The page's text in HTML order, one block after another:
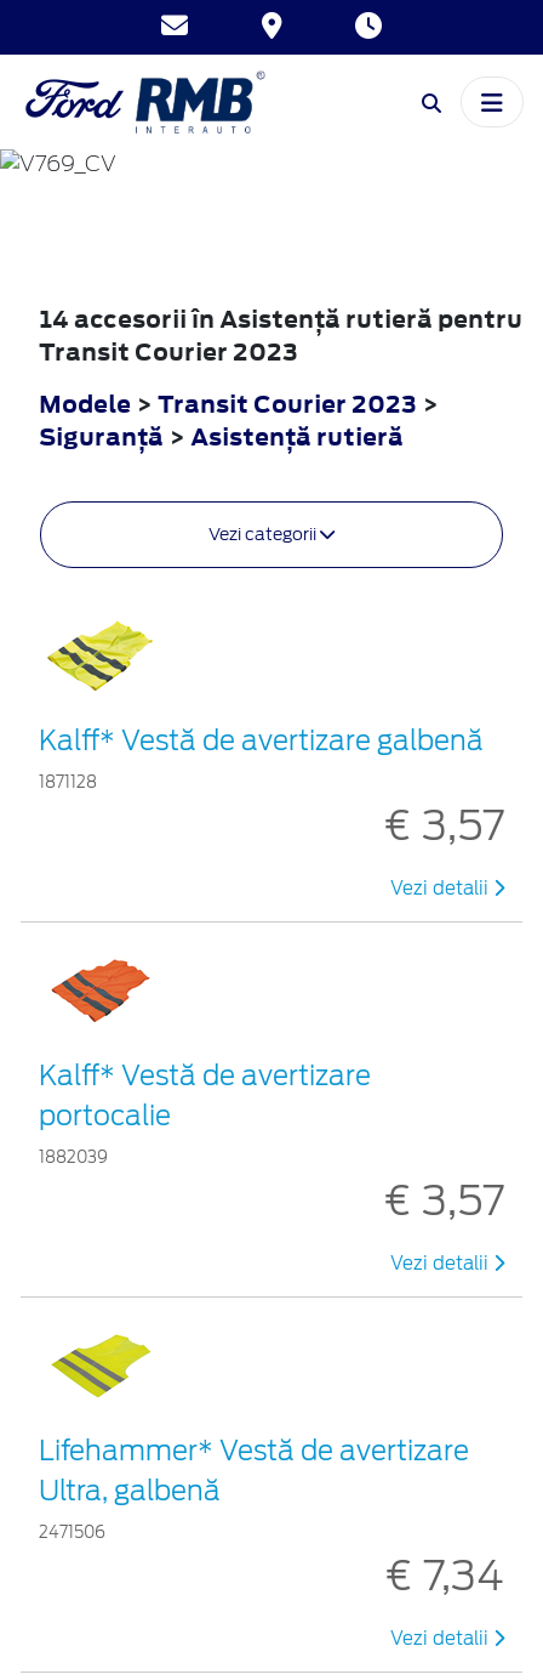
TRANSIT
COURIER
14 accesorii în Asistenţă rutieră pentru
Transit Courier 2023
Modele > Transit Courier 2023 >
Siguranţă > Asistenţă rutieră
Vezi categorii
Kalff* Vestă de avertizare galbenă
1871128
€ 3,57
Vezi detalii
Kalff* Vestă de avertizare
portocalie
1882039
€ 3,57
Vezi detalii
Lifehammer* Vestă de avertizare
Ultra, galbenă
2471506
€ 7,34
Vezi detalii